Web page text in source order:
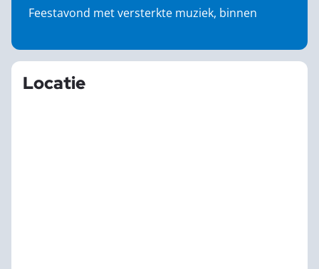
Feestavond met versterkte muziek, binnen
Locatie